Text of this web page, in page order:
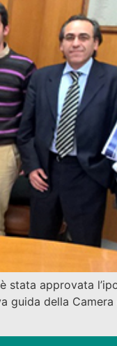
stata approvata
guida della